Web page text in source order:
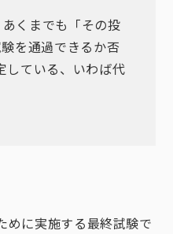
くまでも「その投
を通過できるか否
している、いわば代
めに実施する最終試験で